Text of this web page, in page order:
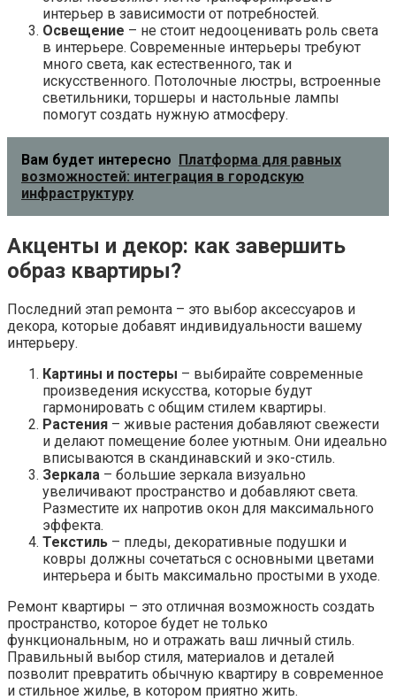
интерьер в зависимости от потребностей.
Освещение – не стоит недооценивать роль света
в интерьере. Современные интерьеры требуют
много света, как естественного, так и
искусственного. Потолочные люстры, встроенные
светильники, торшеры и настольные лампы
помогут создать нужную атмосферу.
Вам будет интересно Платформа для равных
возможностей: интеграция в городскую
инфраструктуру
Акценты и декор: как завершить
образ квартиры?
Последний этап ремонта – это выбор аксессуаров и
декора, которые добавят индивидуальности вашему
интерьеру.
Картины и постеры – выбирайте современные
произведения искусства, которые будут
гармонировать с общим стилем квартиры.
Растения – живые растения добавляют свежести
и делают помещение более уютным. Они идеально
вписываются в скандинавский и эко-стиль.
Зеркала – большие зеркала визуально
увеличивают пространство и добавляют света.
Разместите их напротив окон для максимального
эффекта.
Текстиль – пледы, декоративные подушки и
ковры должны сочетаться с основными цветами
интерьера и быть максимально простыми в уходе.
Ремонт квартиры – это отличная возможность создать
пространство, которое будет не только
функциональным, но и отражать ваш личный стиль.
Правильный выбор стиля, материалов и деталей
позволит превратить обычную квартиру в современное
и стильное жилье, в котором приятно жить.